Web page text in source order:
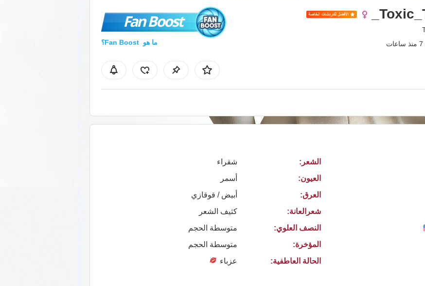
Fan Boost
ما هو Fan Boost؟
الشعر:
شقراء
العيون:
أسمر
العرق:
أبيض / قوقازي
شعرالعانة:
كثيف الشعر
النصف العلوي:
متوسطة الحجم
المؤخرة:
متوسطة الحجم
الحالة العاطفية:
عزباء